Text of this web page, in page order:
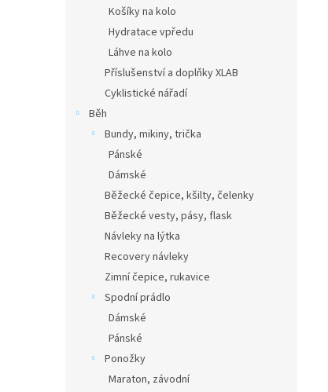
Košíky na kolo
Hydratace vpředu
Láhve na kolo
Příslušenství a doplňky XLAB
Cyklistické nářadí
Běh
Bundy, mikiny, trička
Pánské
Dámské
Běžecké čepice, kšilty, čelenky
Běžecké vesty, pásy, flask
Návleky na lýtka
Recovery návleky
Zimní čepice, rukavice
Spodní prádlo
Dámské
Pánské
Ponožky
Maraton, závodní